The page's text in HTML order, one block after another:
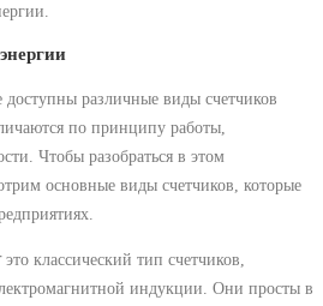
различные виды счетчиков
по принципу работы,
Чтобы разобраться в этом
основные виды счетчиков, которые
это классический тип счетчиков,
индукции. Они просты в